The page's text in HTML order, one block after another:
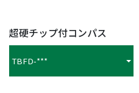
超硬チップ付コンパス
TBFD-***